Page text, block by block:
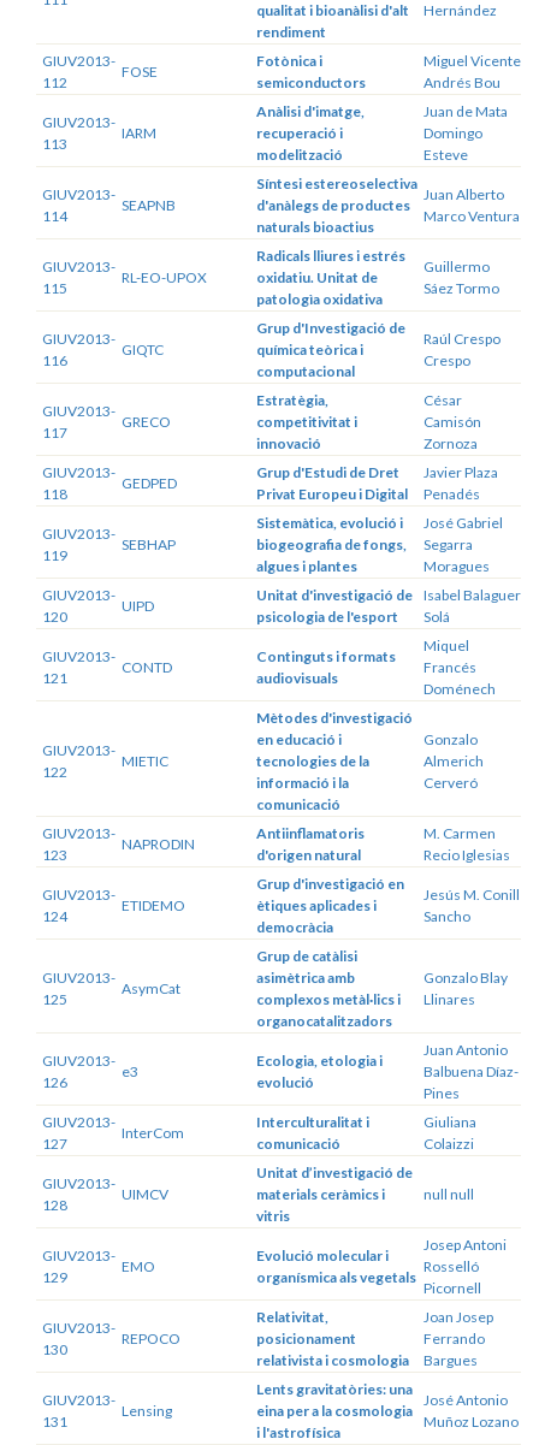
qualitat i bioanàlisi d'alt
rendiment
Hernández
GIUV2013-
112
FOSE
Fotònica i
semiconductors
Miguel Vicente
Andrés Bou
GIUV2013-
113
IARM
Anàlisi d'imatge,
recuperació i
modelització
Juan de Mata
Domingo
Esteve
GIUV2013-
114
SEAPNB
Síntesi estereoselectiva
d'anàlegs de productes
naturals bioactius
Juan Alberto
Marco Ventura
GIUV2013-
115
RL-EO-UPOX
Radicals lliures i estrés
oxidatiu. Unitat de
patologìa oxidativa
Guillermo
Sáez Tormo
GIUV2013-
116
GIQTC
Grup d'Investigació de
química teòrica i
computacional
Raúl Crespo
Crespo
GIUV2013-
117
GRECO
Estratègia,
competitivitat i
innovació
César
Camisón
Zornoza
GIUV2013-
118
GEDPED
Grup d'Estudi de Dret
Privat Europeu i Digital
Javier Plaza
Penadés
GIUV2013-
119
SEBHAP
Sistemàtica, evolució i
biogeografia de fongs,
algues i plantes
José Gabriel
Segarra
Moragues
GIUV2013-
120
UIPD
Unitat d'investigació de
psicologia de l'esport
Isabel Balaguer
Solá
GIUV2013-
121
CONTD
Continguts i formats
audiovisuals
Miquel
Francés
Doménech
GIUV2013-
122
MIETIC
Mètodes d'investigació
en educació i
tecnologies de la
informació i la
comunicació
Gonzalo
Almerich
Cerveró
GIUV2013-
123
NAPRODIN
Antiinflamatoris
d'origen natural
M. Carmen
Recio Iglesias
GIUV2013-
124
ETIDEMO
Grup d'investigació en
ètiques aplicades i
democràcia
Jesús M. Conill
Sancho
GIUV2013-
125
AsymCat
Grup de catàlisi
asimètrica amb
complexos metàl·lics i
organocatalitzadors
Gonzalo Blay
Llinares
GIUV2013-
126
e3
Ecologia, etologia i
evolució
Juan Antonio
Balbuena Díaz-
Pines
GIUV2013-
127
InterCom
Interculturalitat i
comunicació
Giuliana
Colaizzi
GIUV2013-
128
UIMCV
Unitat d’investigació de
materials ceràmics i
vitris
null null
GIUV2013-
129
EMO
Evolució molecular i
organísmica als vegetals
Josep Antoni
Rosselló
Picornell
GIUV2013-
130
REPOCO
Relativitat,
posicionament
relativista i cosmologia
Joan Josep
Ferrando
Bargues
GIUV2013-
131
Lensing
Lents gravitatòries: una
eina per a la cosmologia
i l'astrofísica
José Antonio
Muñoz Lozano